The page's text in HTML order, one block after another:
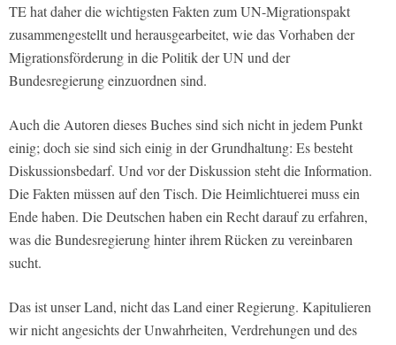
TE hat daher die wichtigsten Fakten zum UN-Migrationspakt
zusammengestellt und herausgearbeitet, wie das Vorhaben der
Migrationsförderung in die Politik der UN und der
Bundesregierung einzuordnen sind.
Auch die Autoren dieses Buches sind sich nicht in jedem Punkt
einig; doch sie sind sich einig in der Grundhaltung: Es besteht
Diskussionsbedarf. Und vor der Diskussion steht die Information.
Die Fakten müssen auf den Tisch. Die Heimlichtuerei muss ein
Ende haben. Die Deutschen haben ein Recht darauf zu erfahren,
was die Bundesregierung hinter ihrem Rücken zu vereinbaren
sucht.
Das ist unser Land, nicht das Land einer Regierung. Kapitulieren
wir nicht angesichts der Unwahrheiten, Verdrehungen und des